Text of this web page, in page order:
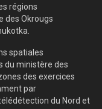
régions
des Okrougs
spatiales
du ministère des
des exercices
par
du Nord et